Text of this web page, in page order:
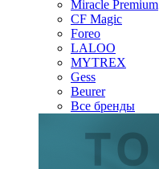
Miracle Premium
CF Magic
Foreo
LALOO
MYTREX
Gess
Beurer
Все бренды